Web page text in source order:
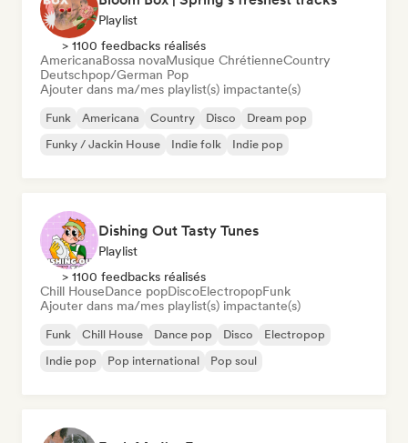
Playlist
> 1100 feedbacks réalisés
AmericanaBossa novaMusique ChrétienneCountry
Deutschpop/German Pop
Ajouter dans ma/mes playlist(s) impactante(s)
Funk Americana Country Disco
Dream pop
Funky / Jackin House
Indie folk Indie pop
Dishing Out Tasty Tunes
Playlist
> 1100 feedbacks réalisés
Chill HouseDance popDiscoElectropopFunk
Ajouter dans ma/mes playlist(s) impactante(s)
Funk Chill House Dance pop Disco
Electropop
Indie pop
Pop international Pop soul